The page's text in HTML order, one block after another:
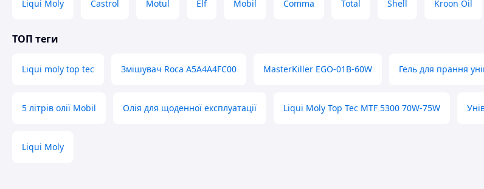
Температура застигання:-39°C
Завдяки своїм характеристикам та схваленням для численних марок автомобілів, ця олива є ідеальним
вибором для тих, хто шукає високу якість та ефективність.
00
Liqui Moly Castrol Motul Elf Mobil Comma Total Shell Kroon Oil
ТОП теги
Liqui moly top tec Змішувач Roca A5A4A4FC00 MasterKiller EGO-01B-60W Гель для прання
5 літрів олії Mobil Олія для щоденної експлуатації Liqui Moly Top Tec MTF 5300 70W-75W
Liqui Moly